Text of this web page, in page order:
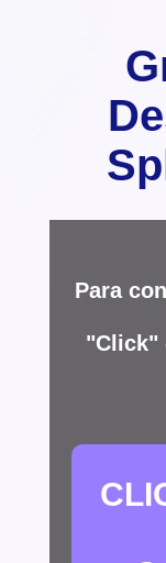
Para
"Click"